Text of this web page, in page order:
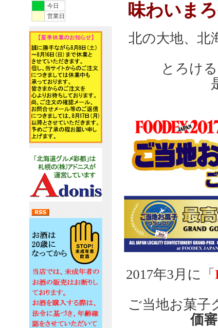
今日
営業日
味わいま
北の大地、北
とろけ
2017年3月に「
ご当地お菓子
価